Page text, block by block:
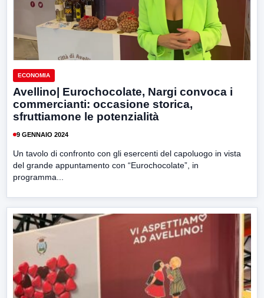
ECONOMIA
Avellino| Eurochocolate, Nargi convoca i
commercianti: occasione storica,
sfruttiamone le potenzialità
9 GENNAIO 2024
Un tavolo di confronto con gli esercenti del capoluogo in vista
del grande appuntamento con “Eurochocolate”, in
programma...